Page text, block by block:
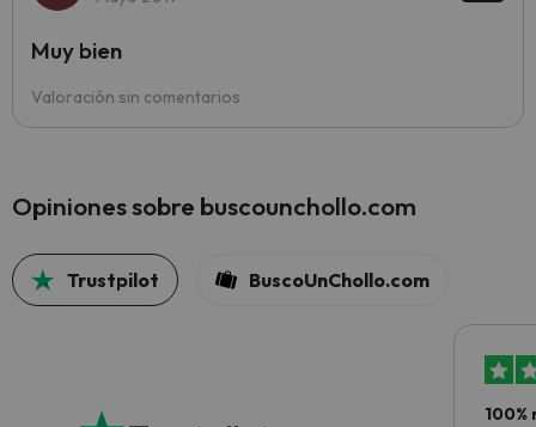
Valoración sin comentarios
Muy bien
Opiniones sobre buscounchollo.com
Trustpilot BuscoUnChollo.com